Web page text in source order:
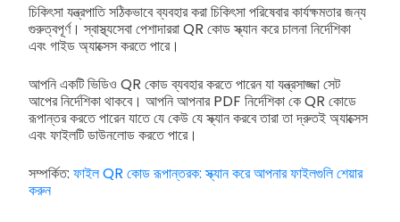
চিকিৎসা যন্ত্রপাতি সঠিকভাবে ব্যবহার করা চিকিৎসা পরিষেবার কার্যক্ষমতার জন্য
গুরুত্বপূর্ণ। স্বাস্থ্যসেবা পেশাদাররা QR কোড স্ক্যান করে চালনা নির্দেশিকা
এবং গাইড অ্যাক্সেস করতে পারে।
আপনি একটি ভিডিও QR কোড ব্যবহার করতে পারেন যা যন্ত্রসাজ্জা সেট
আপের নির্দেশিকা থাকবে। আপনি আপনার PDF নির্দেশিকা কে QR কোডে
রূপান্তর করতে পারেন যাতে যে কেউ যে স্ক্যান করবে তারা তা দ্রুতই অ্যাক্সেস
এবং ফাইলটি ডাউনলোড করতে পারে।
সম্পর্কিত: ফাইল QR কোড রূপান্তরক: স্ক্যান করে আপনার ফাইলগুলি শেয়ার
করুন